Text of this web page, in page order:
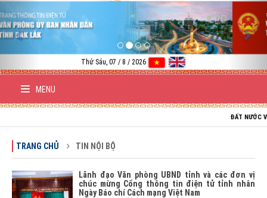
Thứ Sáu, 07 / 8 / 2026
MENU
ĐẤT NƯỚC VIỆT
TRANG CHỦ TIN NỘI BỘ
Lãnh đạo Văn phòng UBND tỉnh và các đơn vị
chúc mừng Cổng thông tin điện tử tỉnh nhân
Ngày Báo chí Cách mạng Việt Nam